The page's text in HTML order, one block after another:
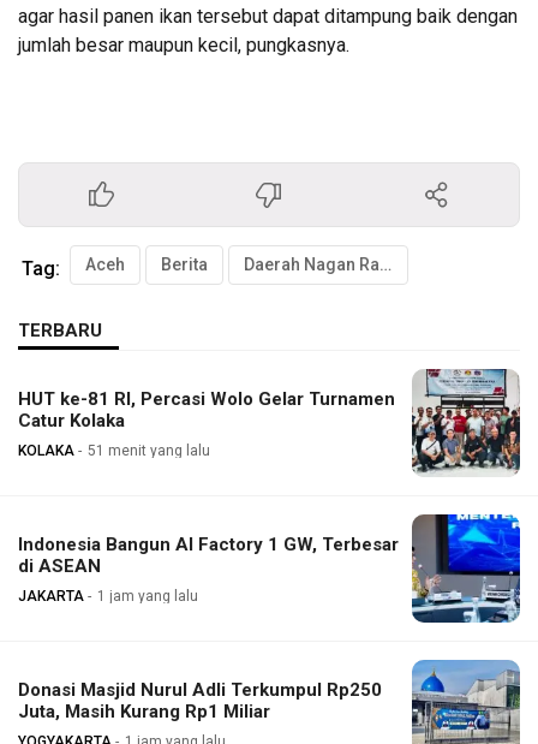
agar hasil panen ikan tersebut dapat ditampung baik dengan
jumlah besar maupun kecil, pungkasnya.
Tag: Aceh Berita Daerah Nagan Raya
TERBARU
HUT ke-81 RI, Percasi Wolo Gelar Turnamen
Catur Kolaka
KOLAKA 51 menit yang lalu
Indonesia Bangun AI Factory 1 GW, Terbesar
di ASEAN
JAKARTA 1 jam yang lalu
Donasi Masjid Nurul Adli Terkumpul Rp250
Juta, Masih Kurang Rp1 Miliar